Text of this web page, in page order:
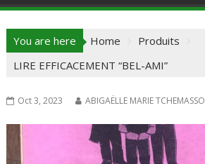
You are here Home
Produits
LIRE EFFICACEMENT “BEL-AMI”
Oct 3, 2023 ABIGAËLLE MARIE TCHEMASSO